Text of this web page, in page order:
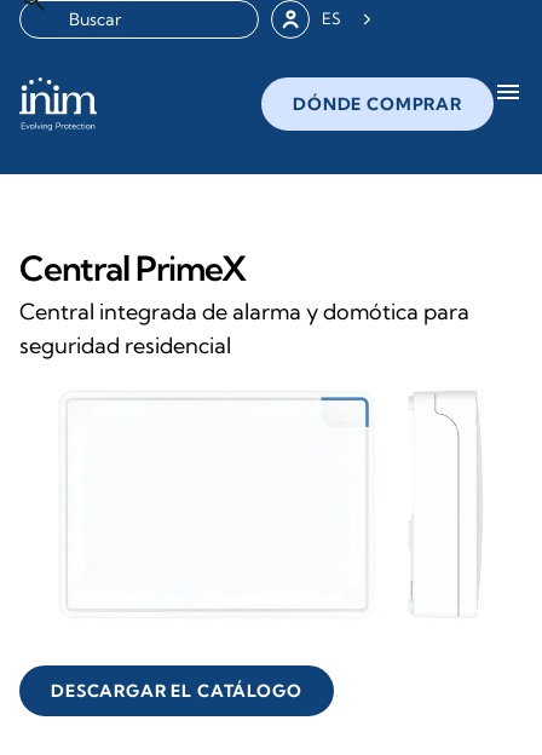
ES
DÓNDE COMPRAR menu
Central PrimeX
Central integrada de alarma y domótica para
seguridad residencial
DESCARGAR EL CATÁLOGO